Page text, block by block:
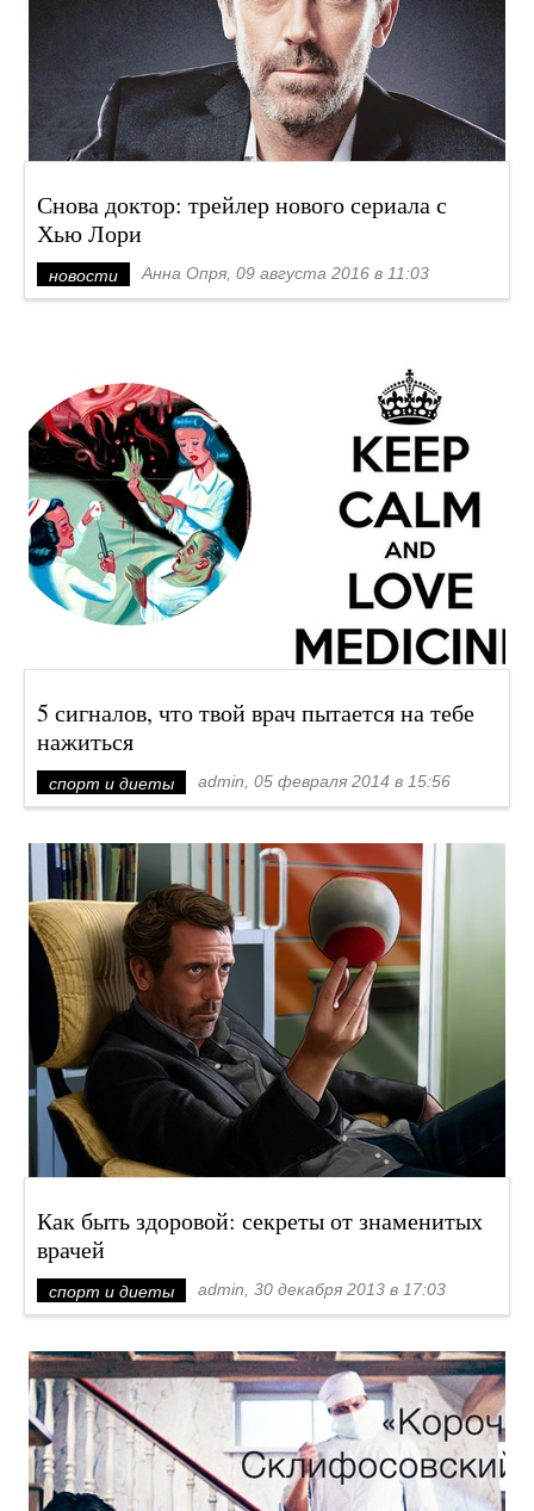
Снова доктор: трейлер нового сериала с
Хью Лори
новости Анна Опря, 09 августа 2016 в 11:03
5 сигналов, что твой врач пытается на тебе
нажиться
спорт и диеты admin, 05 февраля 2014 в 15:56
Как быть здоровой: секреты от знаменитых
врачей
спорт и диеты admin, 30 декабря 2013 в 17:03